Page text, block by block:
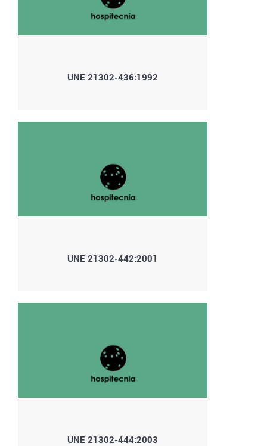
UNE 21302-436:1992
UNE 21302-442:2001
UNE 21302-444:2003